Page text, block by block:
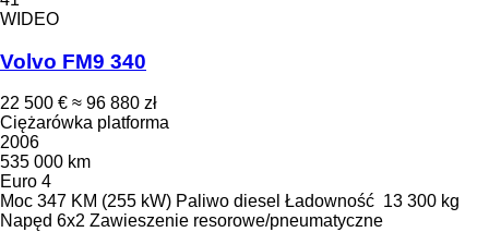
WIDEO
Volvo FM9 340
22 500 € ≈ 96 880 zł
Ciężarówka platforma
2006
535 000 km
Euro 4
Moc 347 KM (255 kW) Paliwo diesel Ładowność 13 300 kg
Napęd 6x2 Zawieszenie resorowe/pneumatyczne